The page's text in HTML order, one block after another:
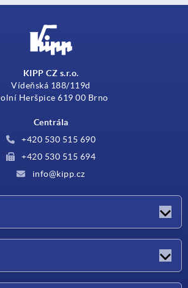
KIPP CZ s.r.o.
Vídeňská 188/119d
Heršpice 619 00 Brno
Centrála
+420 530 515 690
+420 530 515 694
info@kipp.cz